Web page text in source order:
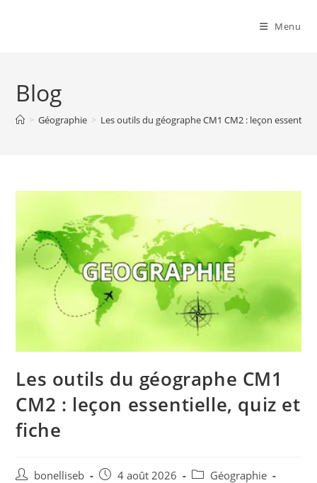
Menu
Blog
> Géographie > Les outils du géographe CM1 CM2 : leçon
Les outils du géographe CM1
CM2 : leçon essentielle, quiz et
fiche
bonelliseb 4 août 2026
Géographie